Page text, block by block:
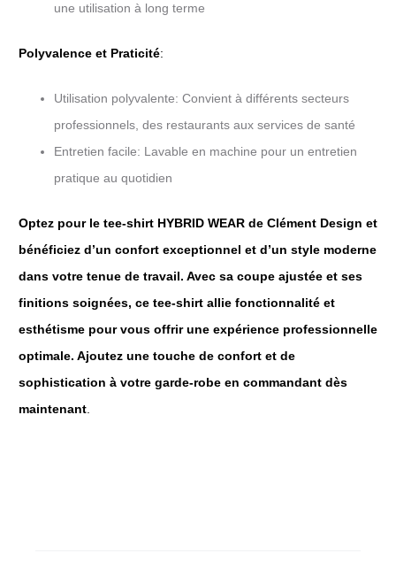
une utilisation à long terme
Polyvalence et Praticité:
Utilisation polyvalente: Convient à différents secteurs
professionnels, des restaurants aux services de santé
Entretien facile: Lavable en machine pour un entretien
pratique au quotidien
Optez pour le tee-shirt HYBRID WEAR de Clément Design et
bénéficiez d’un confort exceptionnel et d’un style moderne
dans votre tenue de travail. Avec sa coupe ajustée et ses
finitions soignées, ce tee-shirt allie fonctionnalité et
esthétisme pour vous offrir une expérience professionnelle
optimale. Ajoutez une touche de confort et de
sophistication à votre garde-robe en commandant dès
maintenant